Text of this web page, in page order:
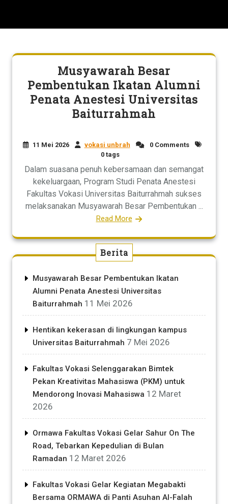
Musyawarah Besar
Pembentukan Ikatan Alumni
Penata Anestesi Universitas
Baiturrahmah
11 Mei 2026 vokasi unbrah
0 Comments
0 tags
Dalam suasana penuh kebersamaan dan semangat
kekeluargaan, Program Studi Penata Anestesi
Fakultas Vokasi Universitas Baiturrahmah sukses
melaksanakan Musyawarah Besar Pembentukan ...
Read More
Berita
Musyawarah Besar Pembentukan Ikatan
Alumni Penata Anestesi Universitas
Baiturrahmah 11 Mei 2026
Hentikan kekerasan di lingkungan kampus
Universitas Baiturrahmah 7 Mei 2026
Fakultas Vokasi Selenggarakan Bimtek
Pekan Kreativitas Mahasiswa (PKM) untuk
Mendorong Inovasi Mahasiswa 12 Maret
2026
Ormawa Fakultas Vokasi Gelar Sahur On The
Road, Tebarkan Kepedulian di Bulan
Ramadan 12 Maret 2026
Fakultas Vokasi Gelar Kegiatan Megabakti
Bersama ORMAWA di Panti Asuhan Al-Falah